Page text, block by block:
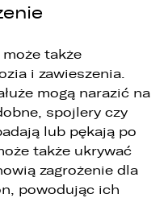
może także
i zawieszenia.
mogą narazić na
spojlery czy
lub pękają po
także ukrywać
zagrożenie dla
powodując ich
zleca
wiąże się
danych (podmioty
przez
nie dłuższy niż
lub do czasu
przez Państwa